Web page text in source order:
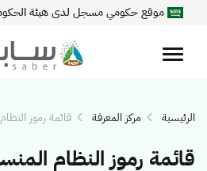
موقع حكومي مسجل لدى هيئة
الرئيسية مركز المعرفة قائمة رموز
قائمة رموز النظام